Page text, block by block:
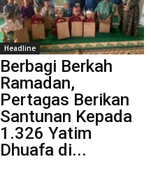
Headline
Berbagi Berkah
Ramadan,
Pertagas Berikan
Santunan Kepada
1.326 Yatim
Dhuafa di...